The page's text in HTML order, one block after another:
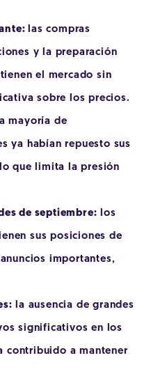
las compras
y la preparación
el mercado sin
sobre los precios.
mayoría de
ya habían repuesto sus
que limita la presión
de septiembre: los
sus posiciones de
importantes,
la ausencia de grandes
significativos en los
contribuido a mantener